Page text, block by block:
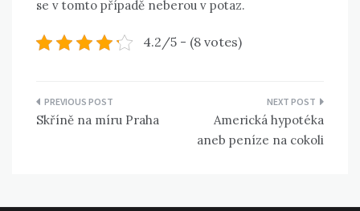
se v tomto případě neberou v potaz.
4.2/5 - (8 votes)
Navigace
pro
Skříně na míru Praha
Americká hypotéka
aneb peníze na cokoli